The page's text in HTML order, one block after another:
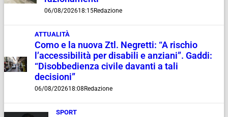
06/08/202618:15Redazione
ATTUALITÀ
Como e la nuova Ztl. Negretti: “A rischio
l’accessibilità per disabili e anziani”. Gaddi:
“Disobbedienza civile davanti a tali
decisioni”
06/08/202618:08 Redazione
SPORT